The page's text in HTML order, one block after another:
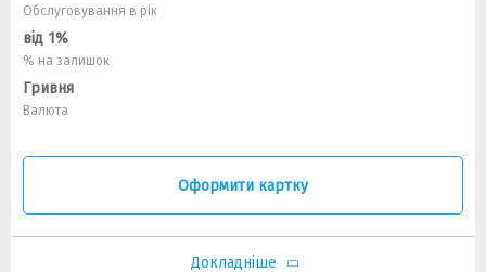
Обслуговування в рік
від 1%
% на залишок
Гривня
Валюта
Оформити картку
Докладніше